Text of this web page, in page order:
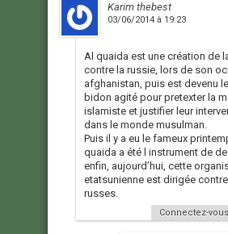
Karim thebest
03/06/2014 à 19:23
Al quaida est une création de
contre la russie, lors de son
afghanistan, puis est devenu
bidon agité pour pretexter la
islamiste et justifier leur
dans le monde musulman.
Puis il y a eu le fameux
quaida a été l instrument de
enfin, aujourd’hui, cette
etatsunienne est dirigée
russes.
Connectez-